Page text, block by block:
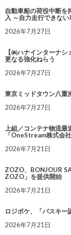
自動車船の荷役中断を
入 ～自力走行できな
2026年7月27日
【㈱ハナインターナ
更なる強化ねらう
2026年7月27日
東京ミッドタウン八重
2026年7月27日
上組／コンテナ物流最
「OneStream株式会
2026年7月21日
ZOZO、BONJOUR
ZOZO」を提供開始
2026年7月21日
ロジポケ、「パスキー
2026年7月21日